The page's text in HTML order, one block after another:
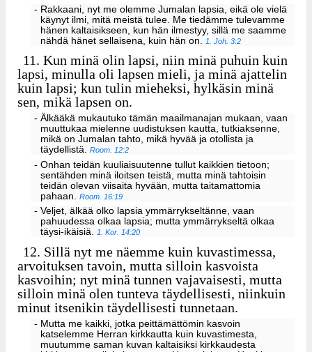
- Rakkaani, nyt me olemme Jumalan lapsia, eikä ole vielä
käynyt ilmi, mitä meistä tulee. Me tiedämme tulevamme
hänen kaltaisikseen, kun hän ilmestyy, sillä me saamme
nähdä hänet sellaisena, kuin hän on.
1. Joh. 3:2
11. Kun minä olin lapsi, niin minä puhuin kuin
lapsi, minulla oli lapsen mieli, ja minä ajattelin
kuin lapsi; kun tulin mieheksi, hylkäsin minä
sen, mikä lapsen on.
- Älkääkä mukautuko tämän maailmanajan mukaan, vaan
muuttukaa mielenne uudistuksen kautta, tutkiaksenne,
mikä on Jumalan tahto, mikä hyvää ja otollista ja
täydellistä.Room. 12:2
- Onhan teidän kuuliaisuutenne tullut kaikkien tietoon;
sentähden minä iloitsen teistä, mutta minä tahtoisin
teidän olevan viisaita hyvään, mutta taitamattomia
pahaan.Room. 16:19
- Veljet, älkää olko lapsia ymmärrykseltänne, vaan
pahuudessa olkaa lapsia; mutta ymmärrykseltä olkaa
täysi-ikäisiä.1. Kor. 14:20
12. Sillä nyt me näemme kuin kuvastimessa,
arvoituksen tavoin, mutta silloin kasvoista
kasvoihin; nyt minä tunnen vajavaisesti, mutta
silloin minä olen tunteva täydellisesti, niinkuin
minut itsenikin täydellisesti tunnetaan.
- Mutta me kaikki, jotka peittämättömin kasvoin
katselemme Herran kirkkautta kuin kuvastimesta,
muutumme saman kuvan kaltaisiksi kirkkaudesta